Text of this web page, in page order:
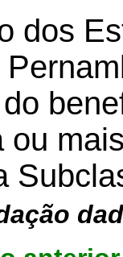
dos
ou